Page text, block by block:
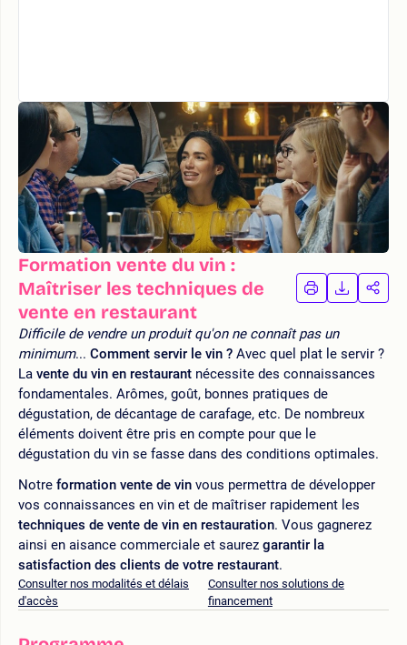
Formation vente du vin :
Maîtriser les techniques de
vente en restaurant
IMPRIMER
LA
LA
Difficile de vendre un produit qu'on ne connaît pas un
minimum... Comment servir le vin ? Avec quel plat le servir ?
La vente du vin en restaurant nécessite des connaissances
fondamentales. Arômes, goût, bonnes pratiques de
dégustation, de décantage de carafage, etc. De nombreux
éléments doivent être pris en compte pour que le
dégustation du vin se fasse dans des conditions optimales.
Notre formation vente de vin vous permettra de développer
vos connaissances en vin et de maîtriser rapidement les
techniques de vente de vin en restauration. Vous gagnerez
ainsi en aisance commerciale et saurez garantir la
satisfaction des clients de votre restaurant.
Consulter nos modalités et délais
d'accès
Consulter nos solutions de
financement